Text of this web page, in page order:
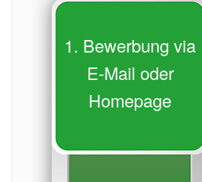
1. Bewerbung via
E-Mail oder
Homepage